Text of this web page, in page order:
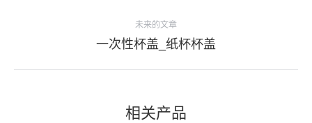
个
项
未来的文章
下
目：
一次性杯盖_纸杯杯盖
相关产品